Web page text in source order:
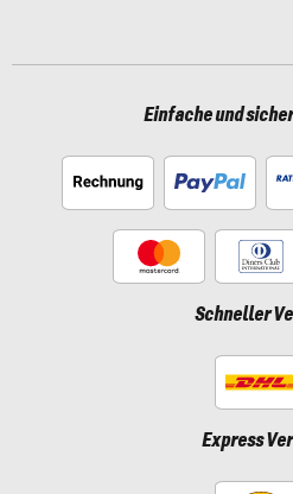
Einfache und
Schneller
Express